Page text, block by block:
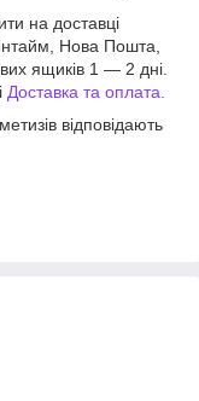
на доставці
Нова Пошта,
ящиків 1 — 2 дні.
Доставка та оплата.
відповідають